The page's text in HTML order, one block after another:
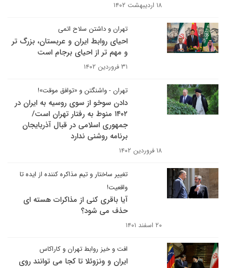
۱۸ اردیبهشت ۱۴۰۲
تهران و داشتن سلاح اتمی
احیای روابط ایران و عربستان، بزرگ تر
و مهم تر از احیای برجام است
۳۱ فروردین ۱۴۰۲
تهران - واشنگتن و «توافق موقت»!
دادن سوخو از سوی روسیه به ایران در
۱۴۰۲ منوط به رفتار تهران است/
جمهوری اسلامی در قبال آذربایجان
برنامه روشنی ندارد
۱۸ فروردین ۱۴۰۲
تغییر ساختار و تیم مذاکره کننده از ایده تا
واقعیت!
آیا باقری کنی از مذاکرات هسته ای
حذف می شود؟
۲۰ اسفند ۱۴۰۱
افت و خیز روابط تهران و کاراکاس
ایران و ونزوئلا تا کجا می توانند روی